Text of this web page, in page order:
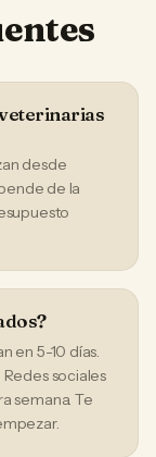
desde
de la
en 5-10 días.
sociales
semana. Te